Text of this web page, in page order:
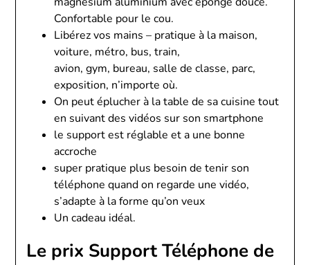
Confortable pour le cou.
Libérez vos mains – pratique à la maison,
voiture, métro, bus, train,
avion, gym, bureau, salle de classe, parc,
exposition, n’importe où.
On peut éplucher à la table de sa cuisine tout
en suivant des vidéos sur son smartphone
le support est réglable et a une bonne
accroche
super pratique plus besoin de tenir son
téléphone quand on regarde une vidéo,
s’adapte à la forme qu’on veux
Un cadeau idéal.
Le prix Support Téléphone de